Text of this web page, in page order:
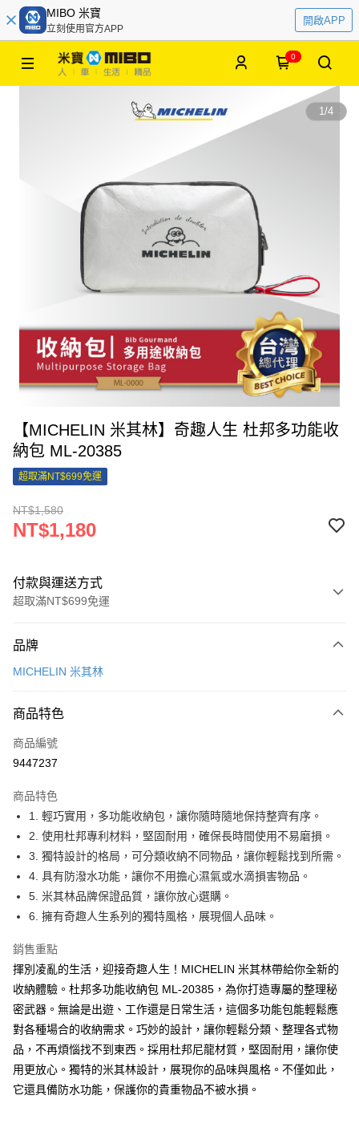
MIBO 米寶
立刻使用官方APP
開啟APP
0
1/4
【MICHELIN 米其林】奇趣人生 杜邦多功能收
納包 ML-20385
超取滿NT$699免運
NT$1,580
NT$1,180
付款與運送方式
超取滿NT$699免運
信用卡一次付款
3 期 0 利率 每期
合作金庫商業銀行
上海商業儲蓄銀行
臺灣中小企業銀行
匯豐（台灣）商業銀行
華泰商業銀行
聯邦商業銀行
遠東國際商業銀行
元大商業銀行
永豐商業銀行
玉山商業銀行
星展（台灣）商業銀行
台灣樂天信用卡公司
超商取貨付款
LINE Pay
Apple Pay
街口支付
悠遊付
Google Pay
全盈+PAY
ATM付款
運送方式
全家取貨付款
每筆NT$60，滿NT$699(含以上)免運費
線上付款後全家取貨
每筆NT$60，滿NT$699(含以上)免運費
品牌
MICHELIN 米其林
商品特色
商品編號
9447237
商品特色
1. 輕巧實用，多功能收納包，讓你隨時隨地保持整齊有序。
2. 使用杜邦專利材料，堅固耐用，確保長時間使用不易磨損。
3. 獨特設計的格局，可分類收納不同物品，讓你輕鬆找到所需。
4. 具有防潑水功能，讓你不用擔心濕氣或水滴損害物品。
5. 米其林品牌保證品質，讓你放心選購。
6. 擁有奇趣人生系列的獨特風格，展現個人品味。
銷售重點
揮別凌亂的生活，迎接奇趣人生！MICHELIN 米其林帶給你全新的
收納體驗。杜邦多功能收納包 ML-20385，為你打造專屬的整理秘
密武器。無論是出遊、工作還是日常生活，這個多功能包能輕鬆應
對各種場合的收納需求。巧妙的設計，讓你輕鬆分類、整理各式物
品，不再煩惱找不到東西。採用杜邦尼龍材質，堅固耐用，讓你使
用更放心。獨特的米其林設計，展現你的品味與風格。不僅如此，
它還具備防水功能，保護你的貴重物品不被水損。